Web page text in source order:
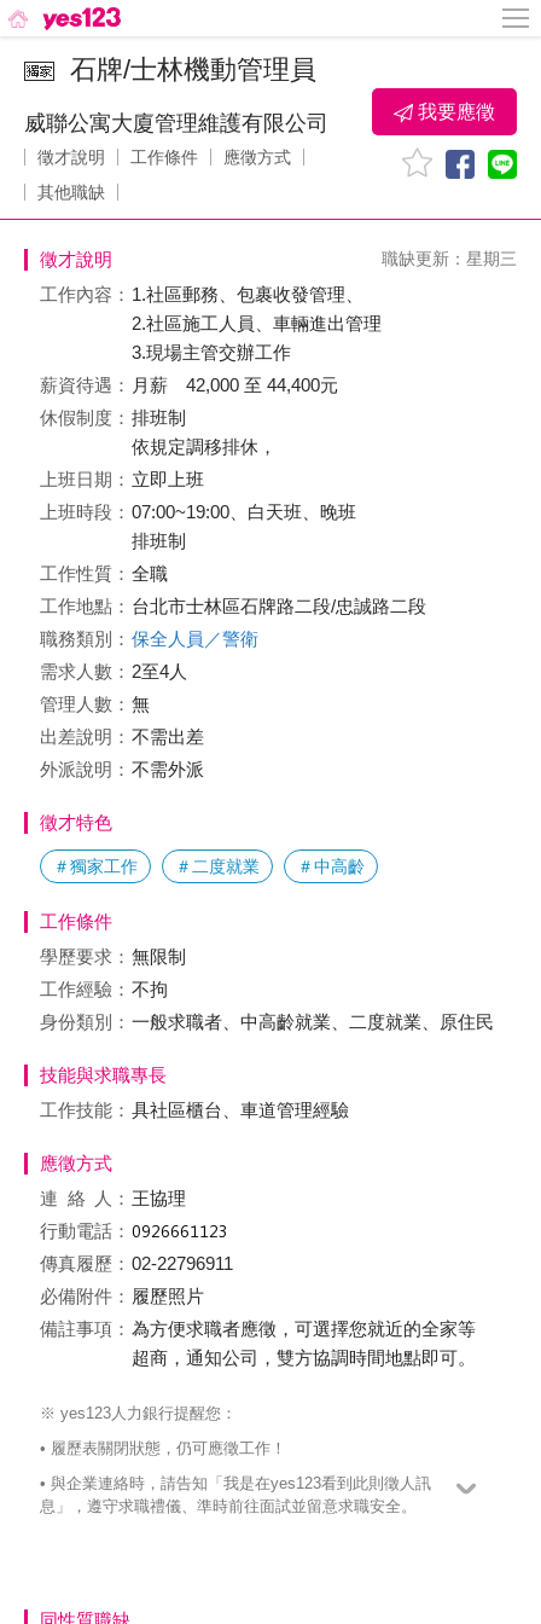
石牌/士林機動管理員
威聯公寓大廈管理維護有限公司
徵才說明 工作條件
應徵方式
其他職缺
我要應徵
徵才說明 職缺更新：星期三
工作內容： 1.社區郵務、包裹收發管理、
2.社區施工人員、車輛進出管理
3.現場主管交辦工作
薪資待遇： 月薪 42,000 至 44,400元
休假制度： 排班制
依規定調移排休，
上班日期： 立即上班
上班時段： 07:00~19:00、白天班、晚班
排班制
工作性質： 全職
工作地點： 台北市士林區石牌路二段/忠誠路二段
職務類別： 保全人員／警衛
需求人數： 2至4人
管理人數： 無
出差說明： 不需出差
外派說明： 不需外派
徵才特色
＃獨家工作 ＃二度就業 ＃中高齡
工作條件
學歷要求： 無限制
工作經驗： 不拘
身份類別： 一般求職者、中高齡就業、二度就業、原住民
技能與求職專長
工作技能： 具社區櫃台、車道管理經驗
應徵方式
連絡
人： 王協理
行動電話：
傳真履歷： 02-22796911
必備附件： 履歷照片
備註事項： 為方便求職者應徵，可選擇您就近的全家等
超商，通知公司，雙方協調時間地點即可。
※ yes123人力銀行提醒您：
• 履歷表關閉狀態，仍可應徵工作！
• 與企業連絡時，請告知「我是在yes123看到此則徵人訊
息」，遵守求職禮儀、準時前往面試並留意求職安全。
同性質職缺